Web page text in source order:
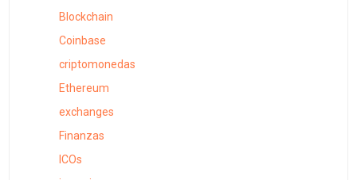
Blockchain
Coinbase
criptomonedas
Ethereum
exchanges
Finanzas
ICOs